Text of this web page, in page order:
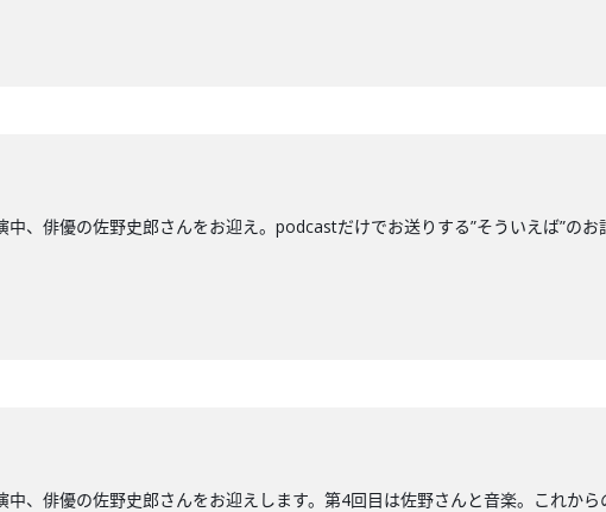
、俳優の佐野史郎さんをお迎え。podcastだけでお送りする”そういえば”の
、俳優の佐野史郎さんをお迎えします。第4回目は佐野さんと音楽。これか